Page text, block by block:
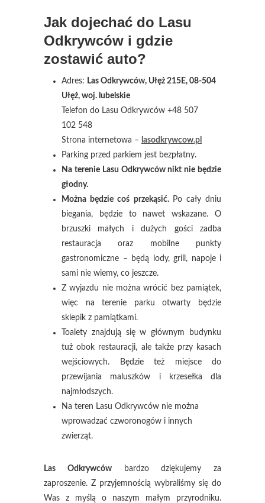
Jak dojechać do Lasu
Odkrywców i gdzie
zostawić auto?
Adres: Las Odkrywców, Ułęż 215E, 08-504
Ułęż, woj. lubelskie
Telefon do Lasu Odkrywców +48 507
102 548
Strona internetowa – lasodkrywcow.pl
Parking przed parkiem jest bezpłatny.
Na terenie Lasu Odkrywców nikt nie będzie
głodny.
Można będzie coś przekąsić. Po cały dniu
biegania, będzie to nawet wskazane. O
brzuszki małych i dużych gości zadba
restauracja oraz mobilne punkty
gastronomiczne – będą lody, grill, napoje i
sami nie wiemy, co jeszcze.
Z wyjazdu nie można wrócić bez pamiątek,
więc na terenie parku otwarty będzie
sklepik z pamiątkami.
Toalety znajdują się w głównym budynku
tuż obok restauracji, ale także przy kasach
wejściowych. Będzie też miejsce do
przewijania maluszków i krzesełka dla
najmłodszych.
Na teren Lasu Odkrywców nie można
wprowadzać czworonogów i innych
zwierząt.
Las Odkrywcówbardzo dziękujemy za
zaproszenie. Z przyjemnością wybraliśmy się do
Was z myślą o naszym małym przyrodniku.